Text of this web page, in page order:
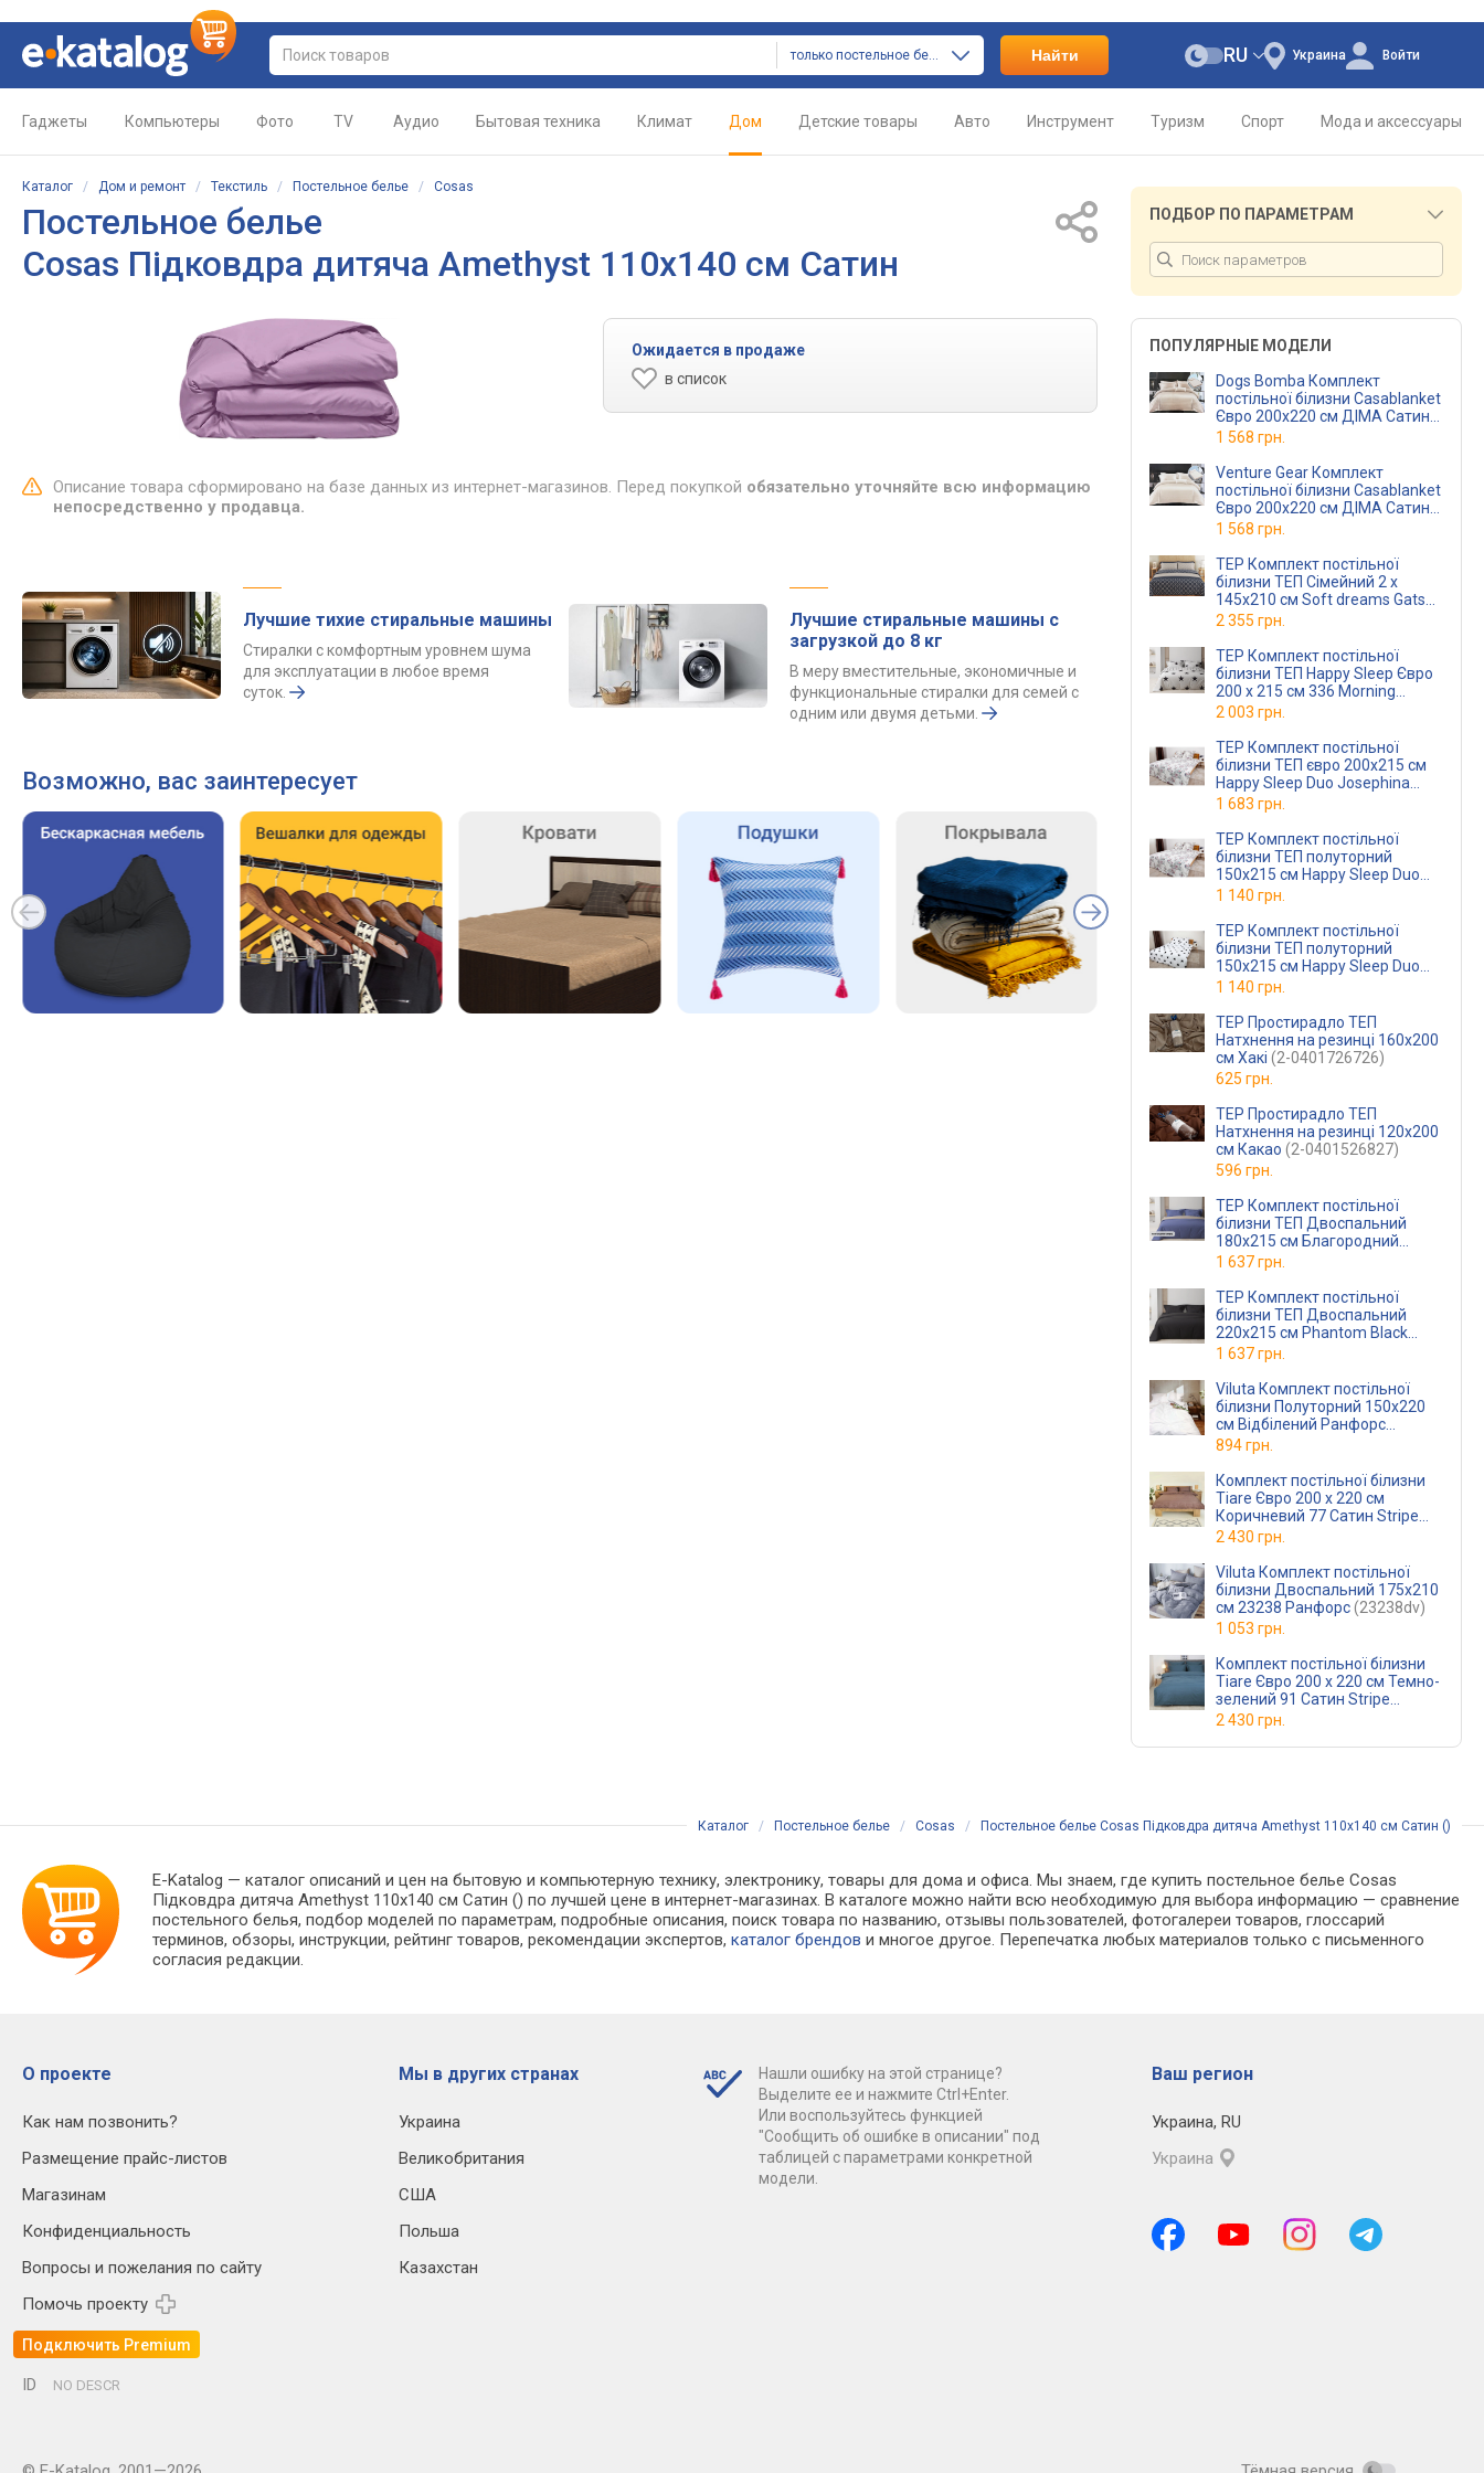
только постельное белье Найти Украина
RU Войти
Гаджеты Компьютеры Фото TV Аудио Бытовая техника Климат Дом Детские товары Авто Инструмент Туризм Спорт Мода и аксессуары
Каталог / Дом и ремонт / Текстиль / Постельное белье / Cosas
Постельное белье
Cosas Підковдра дитяча Amethyst 110x140 см Сатин
Ожидается в продаже
в список
Описание товара сформировано на базе данных из интернет-магазинов. Перед покупкой обязательно уточняйте всю информацию
непосредственно у продавца.
Лучшие тихие стиральные машины
Стиралки с комфортным уровнем шума
для эксплуатации в любое время
суток.
Лучшие стиральные машины с
загрузкой до 8 кг
В меру вместительные, экономичные и
функциональные стиралки для семей с
одним или двумя детьми.
Возможно, вас заинтересует
ПОДБОР ПО ПАРАМЕТРАМ
ПОПУЛЯРНЫЕ МОДЕЛИ
Dogs Bomba Комплект
постільної білизни Casablanket
Євро 200х220 см ДІМА Сатин-
Страйп бежевий
(2,0 Страйп ДІМАбеж)
1 568 грн.
Venture Gear Комплект
постільної білизни Casablanket
Євро 200х220 см ДІМА Сатин-
Страйп молочний
(2,0 Страйп ДІМАмолочний)
1 568 грн.
TEP Комплект постільної
білизни ТЕП Сімейний 2 х
145x210 см Soft dreams Gatsby
Ранфорс
2 355 грн.
TEP Комплект постільної
білизни ТЕП Happy Sleep Євро
200 x 215 см 336 Morning
Ранфорс
2 003 грн.
TEP Комплект постільної
білизни ТЕП євро 200x215 см
Happy Sleep Duo Josephina
Ранфорс
1 683 грн.
TEP Комплект постільної
білизни ТЕП полуторний
150x215 см Happy Sleep Duo
Josephina Ранфорс
(2-0400826622)
1 140 грн.
TEP Комплект постільної
білизни ТЕП полуторний
150x215 см Happy Sleep Duo
Morning Star Ранфорс
(2-0400826624)
1 140 грн.
TEP Простирадло ТЕП
Натхнення на резинці 160x200
см Хакі (2-0401726726)
625 грн.
TEP Простирадло ТЕП
Натхнення на резинці 120x200
см Какао (2-0401526827)
596 грн.
TEP Комплект постільної
білизни ТЕП Двоспальний
180х215 см Благородний
сапфір Бавовняна бязь
1 637 грн.
TEP Комплект постільної
білизни ТЕП Двоспальний
220x215 см Phantom Black
(2-0169129197)
1 637 грн.
Viluta Комплект постільної
білизни Полуторний 150x220
см Відбілений Ранфорс
(rfrswhitepl)
894 грн.
Комплект постільної білизни
Tiare Євро 200 x 220 см
Коричневий 77 Сатин Stripe
(77Stripeev)
2 430 грн.
Viluta Комплект постільної
білизни Двоспальний 175x210
см 23238 Ранфорс(23238dv)
1 053 грн.
Комплект постільної білизни
Tiare Євро 200 x 220 см Темно-
зелений 91 Сатин Stripe
(91Stripeev)
2 430 грн.
Каталог / Постельное белье / Cosas / Постельное белье Cosas Підковдра дитяча Amethyst 110x140 см Сатин ()
E-Katalog — каталог описаний и цен на бытовую и компьютерную технику, электронику, товары для дома и офиса. Мы знаем, где купить постельное белье Cosas
Підковдра дитяча Amethyst 110x140 см Сатин () по лучшей цене в интернет-магазинах. В каталоге можно найти всю необходимую для выбора информацию — сравнение
постельного белья, подбор моделей по параметрам, подробные описания, поиск товара по названию, отзывы пользователей, фотогалереи товаров, глоссарий
терминов, обзоры, инструкции, рейтинг товаров, рекомендации экспертов,каталог брендов и многое другое. Перепечатка любых материалов только с письменного
согласия редакции.
О проекте
Как нам позвонить?
Размещение прайс-листов
Магазинам
Конфиденциальность
Вопросы и пожелания по сайту
Помочь проекту
Подключить Premium
Мы в других странах
Украина
Великобритания
США
Польша
Казахстан
Нашли ошибку на этой странице?
Выделите ее и нажмите Ctrl+Enter.
Или воспользуйтесь функцией
"Сообщить об ошибке в описании" под
таблицей с параметрами конкретной
модели.
Ваш регион
Украина, RU
Украина
ID NO DESCR